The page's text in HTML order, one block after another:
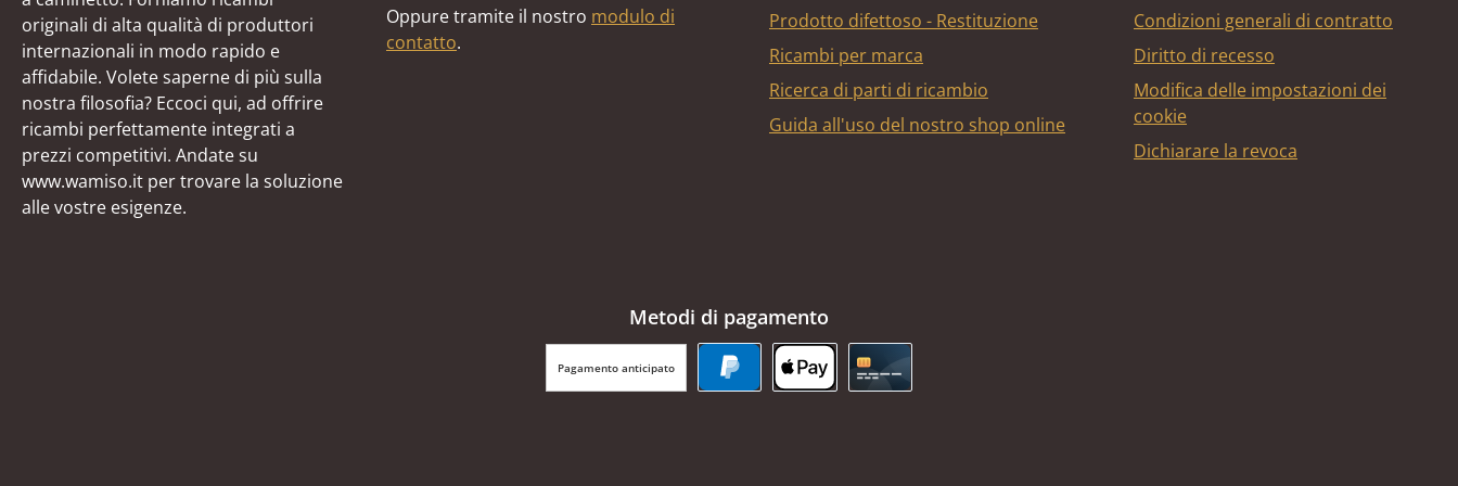
originali di alta qualità di produttori
internazionali in modo rapido e
affidabile. Volete saperne di più sulla
nostra filosofia? Eccoci qui, ad offrire
ricambi perfettamente integrati a
prezzi competitivi. Andate su
www.wamiso.it per trovare la soluzione
alle vostre esigenze.
Oppure tramite il nostro modulo di
contatto.
Prodotto difettoso - Restituzione
Ricambi per marca
Ricerca di parti di ricambio
Guida all'uso del nostro shop online
Condizioni generali di contratto
Diritto di recesso
Modifica delle impostazioni dei
cookie
Dichiarare la revoca
Metodi di pagamento
Pagamento anticipato